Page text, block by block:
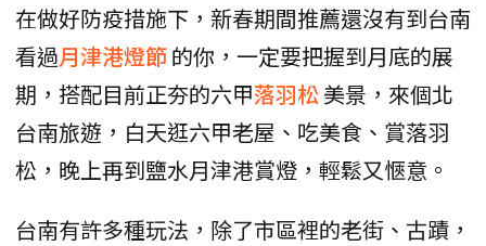
在做好防疫措施下，新春期間推薦還沒有到台南
看過月津港燈節的你，一定要把握到月底的展
期，搭配目前正夯的六甲落羽松美景，來個北
台南旅遊，白天逛六甲老屋、吃美食、賞落羽
松，晚上再到鹽水月津港賞燈，輕鬆又愜意。
台南有許多種玩法，除了市區裡的老街、古蹟，